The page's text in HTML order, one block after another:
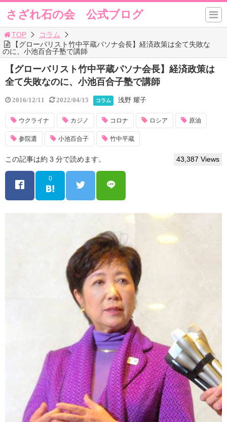
さざれ石の会 公式ブログ
TOP
コラム
【グローバリスト竹中平蔵パソナ会長】経済政策は全て失敗な
のに、小池百合子塾で講師
【グローバリスト竹中平蔵パソナ会長】経済政策は
全て失敗なのに、小池百合子塾で講師
2016/12/11 2022/04/15 コラム 浅野 耀子
ウクライナ カジノ コロナ ロシア 原油
参院選 小池百合子 竹中平蔵
この記事は約 3 分で読めます。 43,387 Views
0